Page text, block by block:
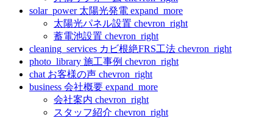
solar_power 太陽光発電 expand_more
太陽光パネル設置 chevron_right
蓄電池設置 chevron_right
cleaning_services カビ根絶FRS工法 chevron_right
photo_library 施工事例 chevron_right
chat お客様の声 chevron_right
business 会社概要 expand_more
会社案内 chevron_right
スタッフ紹介 chevron_right